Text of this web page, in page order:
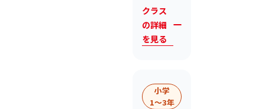
クラス
の詳細
を見る
小学
1〜3年